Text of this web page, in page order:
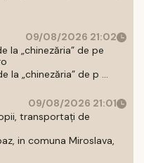
09/08/2026 21:02
la „chinezăria” de pe
la „chinezăria” de p ...
09/08/2026 21:01
transportați de
in comuna Miroslava,